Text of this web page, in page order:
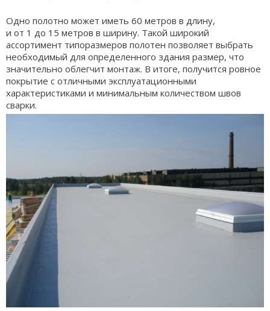
Одно полотно может иметь 60 метров в длину,
и от 1 до 15 метров в ширину. Такой широкий
ассортимент типоразмеров полотен позволяет выбрать
необходимый для определенного здания размер, что
значительно облегчит монтаж. В итоге, получится ровное
покрытие с отличными эксплуатационными
характеристиками и минимальным количеством швов
сварки.